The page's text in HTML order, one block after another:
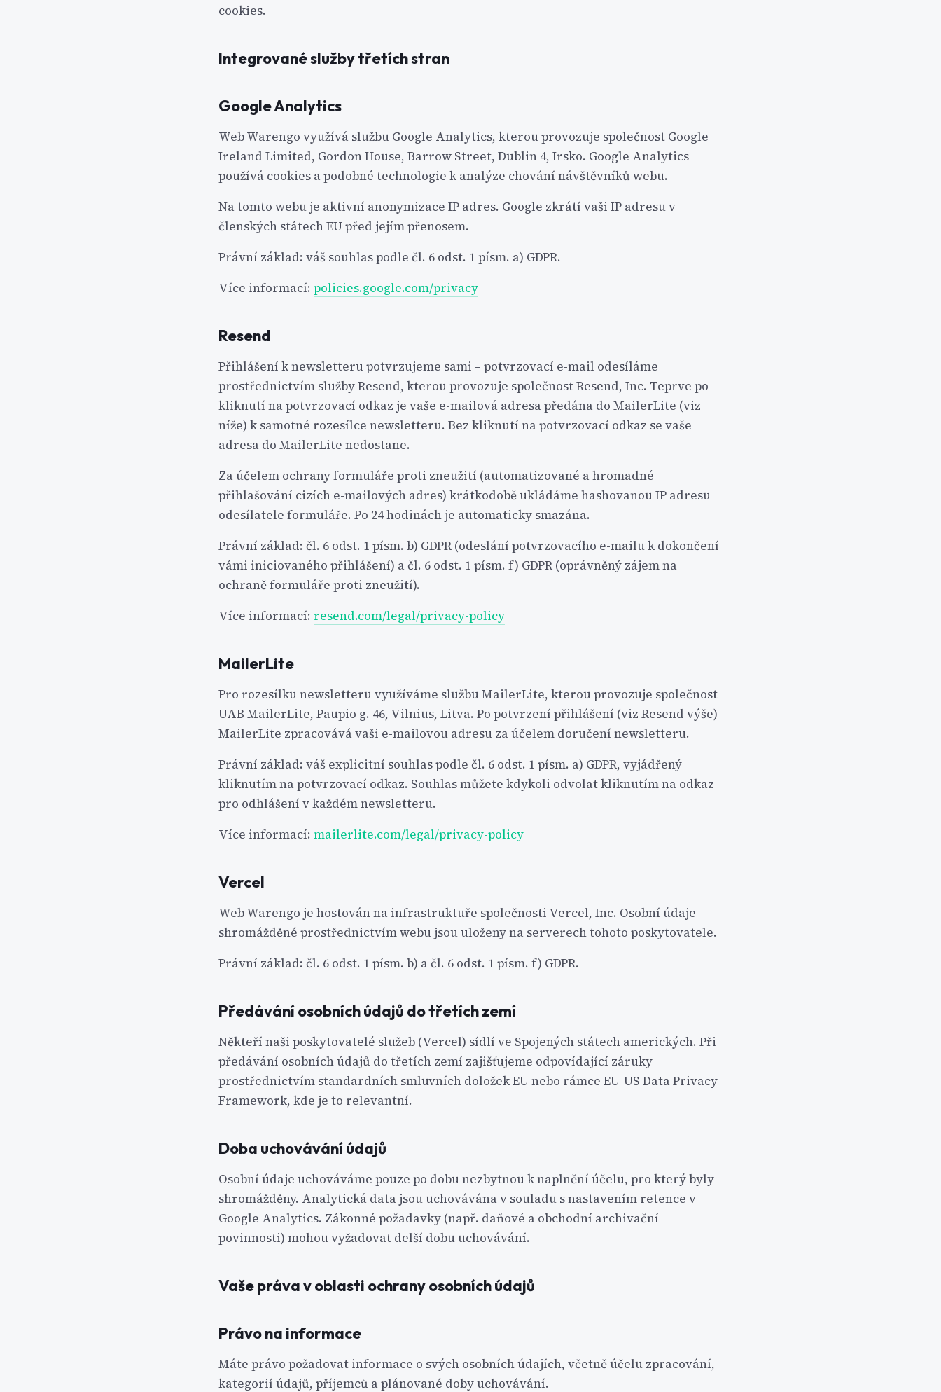
cookies.
Integrované služby třetích stran
Google Analytics
Web Warengo využívá službu Google Analytics, kterou provozuje společnost Google
Ireland Limited, Gordon House, Barrow Street, Dublin 4, Irsko. Google Analytics
používá cookies a podobné technologie k analýze chování návštěvníků webu.
Na tomto webu je aktivní anonymizace IP adres. Google zkrátí vaši IP adresu v
členských státech EU před jejím přenosem.
Právní základ: váš souhlas podle čl. 6 odst. 1 písm. a) GDPR.
Více informací: policies.google.com/privacy
Resend
Přihlášení k newsletteru potvrzujeme sami – potvrzovací e-mail odesíláme
prostřednictvím služby Resend, kterou provozuje společnost Resend, Inc. Teprve po
kliknutí na potvrzovací odkaz je vaše e-mailová adresa předána do MailerLite (viz
níže) k samotné rozesílce newsletteru. Bez kliknutí na potvrzovací odkaz se vaše
adresa do MailerLite nedostane.
Za účelem ochrany formuláře proti zneužití (automatizované a hromadné
přihlašování cizích e-mailových adres) krátkodobě ukládáme hashovanou IP adresu
odesílatele formuláře. Po 24 hodinách je automaticky smazána.
Právní základ: čl. 6 odst. 1 písm. b) GDPR (odeslání potvrzovacího e-mailu k dokončení
vámi iniciovaného přihlášení) a čl. 6 odst. 1 písm. f) GDPR (oprávněný zájem na
ochraně formuláře proti zneužití).
Více informací: resend.com/legal/privacy-policy
MailerLite
Pro rozesílku newsletteru využíváme službu MailerLite, kterou provozuje společnost
UAB MailerLite, Paupio g. 46, Vilnius, Litva. Po potvrzení přihlášení (viz Resend výše)
MailerLite zpracovává vaši e-mailovou adresu za účelem doručení newsletteru.
Právní základ: váš explicitní souhlas podle čl. 6 odst. 1 písm. a) GDPR, vyjádřený
kliknutím na potvrzovací odkaz. Souhlas můžete kdykoli odvolat kliknutím na odkaz
pro odhlášení v každém newsletteru.
Více informací: mailerlite.com/legal/privacy-policy
Vercel
Web Warengo je hostován na infrastruktuře společnosti Vercel, Inc. Osobní údaje
shromážděné prostřednictvím webu jsou uloženy na serverech tohoto poskytovatele.
Právní základ: čl. 6 odst. 1 písm. b) a čl. 6 odst. 1 písm. f) GDPR.
Předávání osobních údajů do třetích zemí
Někteří naši poskytovatelé služeb (Vercel) sídlí ve Spojených státech amerických. Při
předávání osobních údajů do třetích zemí zajišťujeme odpovídající záruky
prostřednictvím standardních smluvních doložek EU nebo rámce EU-US Data Privacy
Framework, kde je to relevantní.
Doba uchovávání údajů
Osobní údaje uchováváme pouze po dobu nezbytnou k naplnění účelu, pro který byly
shromážděny. Analytická data jsou uchovávána v souladu s nastavením retence v
Google Analytics. Zákonné požadavky (např. daňové a obchodní archivační
povinnosti) mohou vyžadovat delší dobu uchovávání.
Vaše práva v oblasti ochrany osobních údajů
Právo na informace
Máte právo požadovat informace o svých osobních údajích, včetně účelu zpracování,
kategorií údajů, příjemců a plánované doby uchovávání.